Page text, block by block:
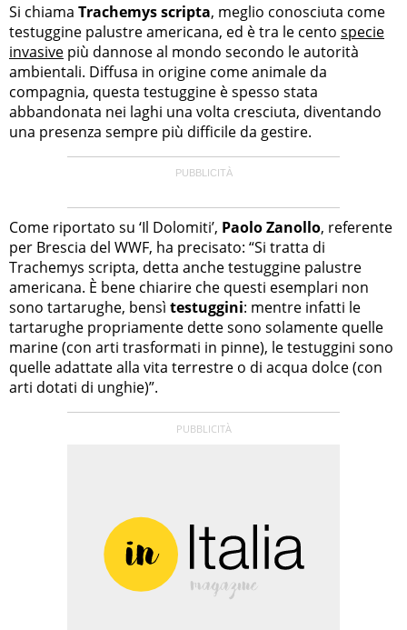
Si chiama Trachemys scripta, meglio conosciuta come
testuggine palustre americana, ed è tra le cento specie
invasive più dannose al mondo secondo le autorità
ambientali. Diffusa in origine come animale da
compagnia, questa testuggine è spesso stata
abbandonata nei laghi una volta cresciuta, diventando
una presenza sempre più difficile da gestire.
Come riportato su ‘Il Dolomiti’, Paolo Zanollo, referente
per Brescia del WWF, ha precisato: “Si tratta di
Trachemys scripta, detta anche testuggine palustre
americana. È bene chiarire che questi esemplari non
sono tartarughe, bensì testuggini: mentre infatti le
tartarughe propriamente dette sono solamente quelle
marine (con arti trasformati in pinne), le testuggini sono
quelle adattate alla vita terrestre o di acqua dolce (con
arti dotati di unghie)”.